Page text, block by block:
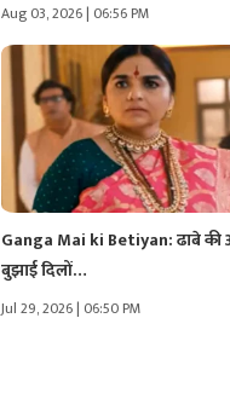
Aug 03, 2026 | 06:56 PM
Ganga Mai ki Betiyan: ढाबे
बुझाई दिलों…
Jul 29, 2026 | 06:50 PM